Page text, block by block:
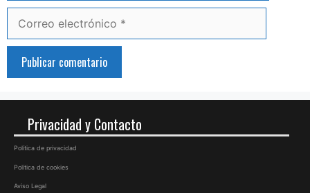
Privacidad y Contacto
Política de privacidad
Política de cookies
Aviso Legal